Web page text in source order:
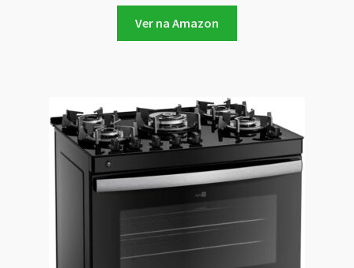
Ver na Amazon